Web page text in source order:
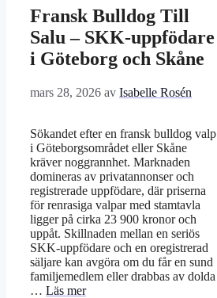
Fransk Bulldog Till
Salu – SKK-uppfödare
i Göteborg och Skåne
mars 28, 2026 av Isabelle Rosén
Sökandet efter en fransk bulldog valp
i Göteborgsområdet eller Skåne
kräver noggrannhet. Marknaden
domineras av privatannonser och
registrerade uppfödare, där priserna
för renrasiga valpar med stamtavla
ligger på cirka 23 900 kronor och
uppåt. Skillnaden mellan en seriös
SKK-uppfödare och en oregistrerad
säljare kan avgöra om du får en sund
familjemedlem eller drabbas av dolda
… Läs mer